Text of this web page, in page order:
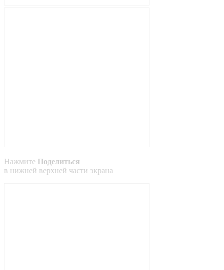
Нажмите Поделиться
в нижней верхней части экрана